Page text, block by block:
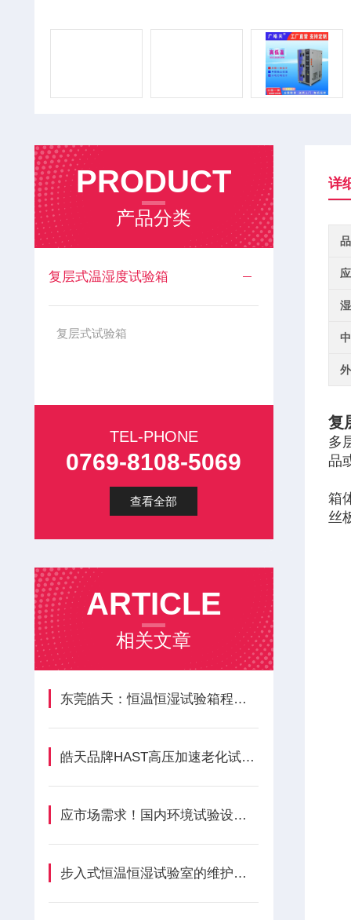
PRODUCT
产品分类
复层式温湿度试验箱
复层式试验箱
TEL-PHONE
0769-8108-5069
查看全部
ARTICLE
相关文章
东莞皓天：恒温恒湿试验箱程序编辑与运行教程?
皓天品牌HAST高压加速老化试验箱怎样维修与保养？
应市场需求！国内环境试验设备行业积极加码高低温试验箱市场
步入式恒温恒湿试验室的维护技巧
详
复
多
品
箱
丝